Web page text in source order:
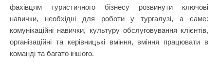
фахівцям туристичного бізнесу розвинути ключові
навички, необхідні для роботи у тургалузі, а саме:
комунікаційні навички, культуру обслуговування клієнтів,
організаційні та керівницькі вміння, вміння працювати в
команді та багато іншого.